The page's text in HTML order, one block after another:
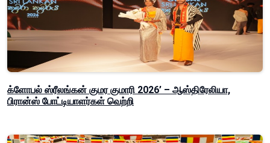
க்ளோபல் ஸ்ரீலங்கன் குமர குமாரி 2026’ – ஆஸ்திரேலியா,
பிரான்ஸ் போட்டியாளர்கள் வெற்றி